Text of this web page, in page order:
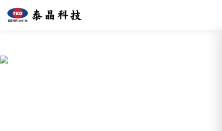
免费看片网址,免费看片18禁,手
机成人看片,黄色片手机看片